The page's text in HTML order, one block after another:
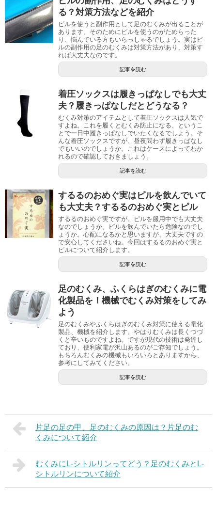
る？対策方法などを紹介
ピルを使うと副作用として足のむくみが出ることが
あります。そのためにピルを使うのがためらった
り、悩んでいる方もいらっしゃるでしょう。実はピ
ルの副作用の足のむくみは対策方法があり、対策す
れば大丈夫なのです。
記事を読む
着圧ソックスは履きっぱなしでも大丈
夫？履きっぱなしだとどうなる？
むくみ対策のアイテムとして着圧ソックスは人気で
すよね。これを履くとむくみ防止になる、というこ
とで一日中履きっぱなしでいたくなるでしょう。そ
んな着圧ソックスですが、昼夜問わず履きっぱなし
でもいいのでしょうか。これはケースによってわか
れるので確認しておきましょう。
記事を読む
するるのおめぐ実はピルを飲んでいて
も大丈夫？するるのおめぐ実とピル
するるのおめぐ実ですが、ピルを服用中でも大丈夫
なのでしょうか。ピルを飲んでいたら危険なのでし
ょうか。心配になるかと思いますが、大丈夫ですの
で安心してくださいね。今回はするるのおめぐ実と
ピルについて紹介します。
記事を読む
足のむくみ、ふくらはぎのむくみに電
化製品を！機械でむくみ対策をしてみ
よう
足のむくみやふくらはぎのむくみ対策に使える電化
製品、機械を紹介します。やはりむくみは長くつづ
くと辛いものですよね。ですが現代の技術は発達し
ており、便利家電が沢山あるのがご存知でしょう。
もちろんむくみの機械もいろいろとありますから、
参考にしてみてください。
記事を読む
片足の足の甲、足のむくみの原因は？片足のむ
くみについて紹介
むくみにL-シトルリンってどう？足のむくみとL-
シトルリンについて紹介